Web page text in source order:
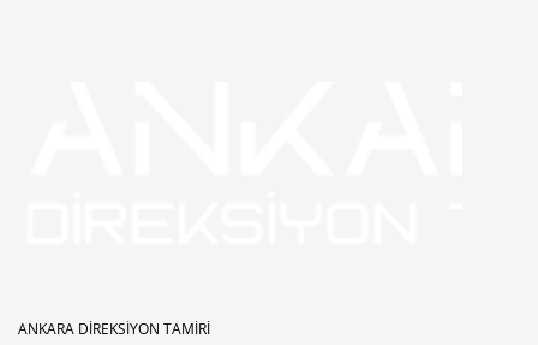
ANKARA DIREKSIYON TAMIRI